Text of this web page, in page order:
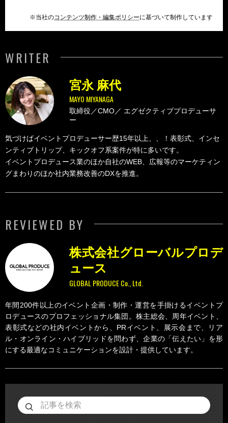
※当社のコンテンツ制作・編集ポリシーに基づいて制作しています
WRITER
MAYO MIYANAGA
宮永 麻代
取締役／CMO／ エグゼクティブプロデューサ
ー
気づけばイベントプロデューサー歴15年以上、、！表彰式、インセ
ンティブトリップ、キックオフ系案件が特に多いです。
イベントプロデュース業のほか自社のWEB、広報等のマーケティン
グまわりのほか社内業務改善のDXを推進。
REVIEWED BY
GLOBAL PRODUCE Co., Ltd.
株式会社グローバルプロデ
ュース
年間200件以上のイベント企画・制作・運営を手掛けるイベントプ
ロデュースのプロフェッショナル集団。株主総会、周年イベント、
表彰式などの社内イベントから、PRイベント、展示会まで、リア
ル・オンライン・ハイブリッドを問わず、企業の「伝えたい」を形
にする最適なコミュニケーションを設計・提供しています。